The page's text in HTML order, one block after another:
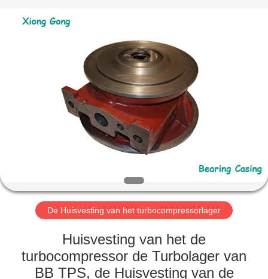
PRODUCTEN
ONGEVEER
FABRIEKSREIS
KWALITEITSCONTROLE
CONTACTEER
Electrical
De Huisvesting van het turbocompressorlager
Huisvesting van het de
turbocompressor de Turbolager van
BB TPS, de Huisvesting van de